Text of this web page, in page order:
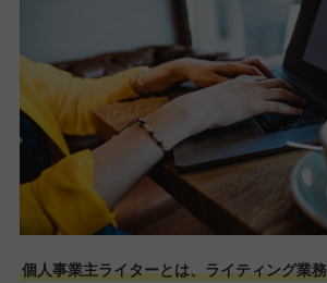
個人事業主ライターとは、ライティング業